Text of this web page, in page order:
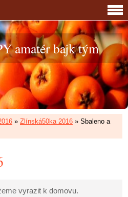
amatér bajk tým
» Zlínská50ka 2016 » Sbaleno a
vyrazit k domovu.